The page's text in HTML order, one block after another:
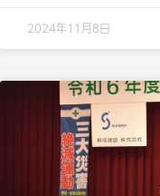
2024年11月8日